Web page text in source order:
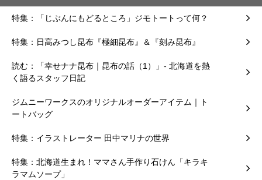
特集：「じぶんにもどるところ」ジモトートって何？
特集：日高みつし昆布『極細昆布』＆『刻み昆布』
読む：「幸せナナ昆布｜昆布の話（1）」- 北海道を熱
く語るスタッフ日記
ジムニーワークスのオリジナルオーダーアイテム｜ト
ートバッグ
特集：イラストレーター 田中マリナの世界
特集：北海道生まれ！ママさん手作り石けん「キラキ
ラマムソープ」